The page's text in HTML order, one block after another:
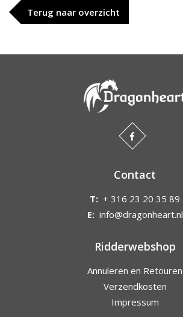
Terug naar overzicht
Contact
T: + 316 23 20 35 89
E: info@dragonheart.nl
Ridderwebshop
Annuleren en Retouren
Verzendkosten
Impressum